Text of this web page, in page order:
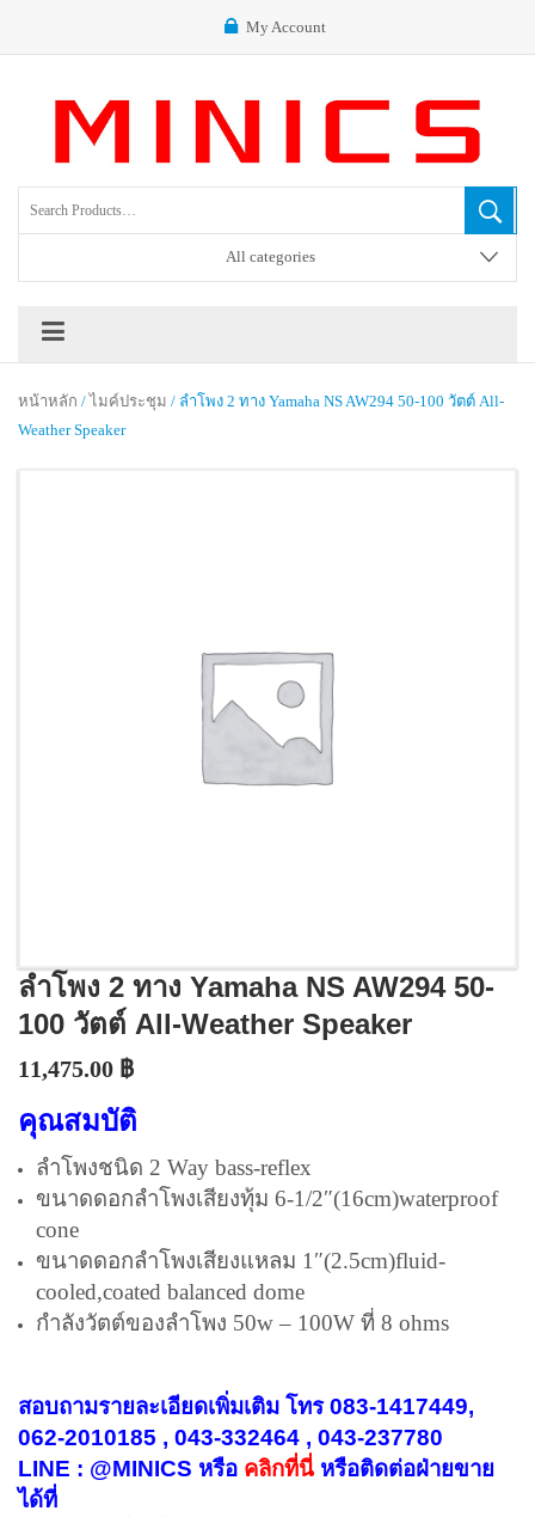
My Account
All categories
หน้าหลัก /ไมค์ประชุม / ลำโพง 2 ทาง Yamaha NS AW294 50-100 วัตต์ All-
Weather Speaker
ลำโพง 2 ทาง Yamaha NS AW294 50-
100 วัตต์ All-Weather Speaker
11,475.00 ฿
คุณสมบัติ
ลำโพงชนิด 2 Way bass-reflex
ขนาดดอกลำโพงเสียงทุ้ม 6-1/2″(16cm)waterproof
cone
ขนาดดอกลำโพงเสียงแหลม 1″(2.5cm)fluid-
cooled,coated balanced dome
กำลังวัตต์ของลำโพง 50w – 100W ที่ 8 ohms
สอบถามรายละเอียดเพิ่มเติม โทร 083-1417449,
062-2010185 , 043-332464 , 043-237780
LINE : @MINICS หรือ คลิกที่นี่ หรือติดต่อฝ่ายขาย
ได้ที่